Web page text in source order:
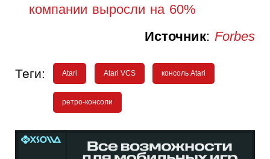
компании выросли на 60%
Источник: Forbes
Теги: Atari Atari VCS консоль Atari
ретро-консоли